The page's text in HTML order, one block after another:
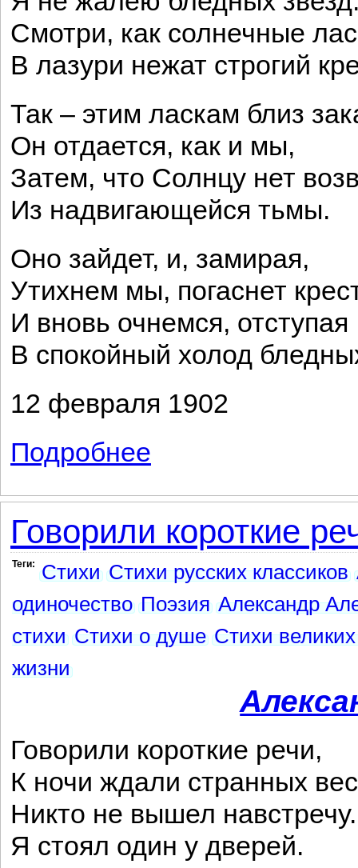
Смотри, как солнечные
В лазури нежат строгий
Так – этим ласкам близ
Он отдается, как и мы,
Затем, что Солнцу нет
Из надвигающейся тьмы.
Оно зайдет, и, замирая,
Утихнем мы, погаснет
И вновь очнемся, отступая
В спокойный холод
12 февраля 1902
Подробнее
Говорили короткие
Теги: Стихи Стихи русских классиков
одиночество Поэзия Александр
стихи Стихи о душе Стихи
жизни
Говорили короткие речи,
К ночи ждали странных
Никто не вышел навстречу.
Я стоял один у дверей.